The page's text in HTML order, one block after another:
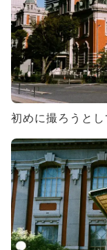
初めに撮ろうとし